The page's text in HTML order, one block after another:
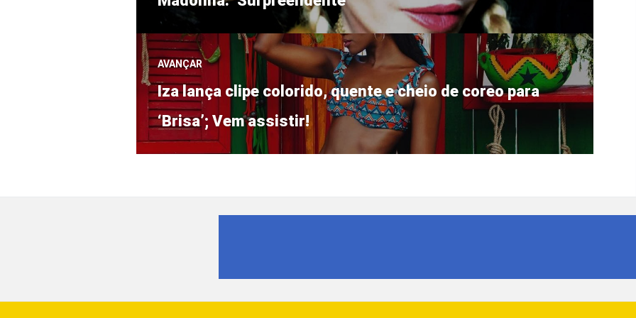
Post
AVANÇAR
Próximo
post:
Iza lança clipe colorido, quente e cheio de coreo para
‘Brisa’; Vem assistir!